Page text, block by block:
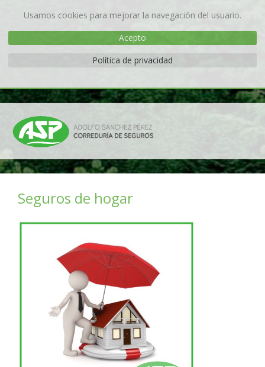
Usamos cookies para mejorar la navegación del usuario.
Acepto
Política de privacidad
Seguros de hogar